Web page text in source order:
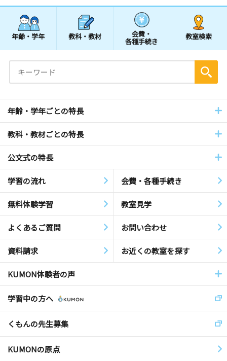
年齢・学年 教科・教材 会費・
各種手続き
教室検索
年齢・学年ごとの特長
教科・教材ごとの特長
公文式の特長
学習の流れ 会費・各種手続き
無料体験学習 教室見学
よくあるご質問 お問い合わせ
資料請求 お近くの教室を探す
KUMON体験者の声
学習中の方へ
くもんの先生募集
KUMONの原点